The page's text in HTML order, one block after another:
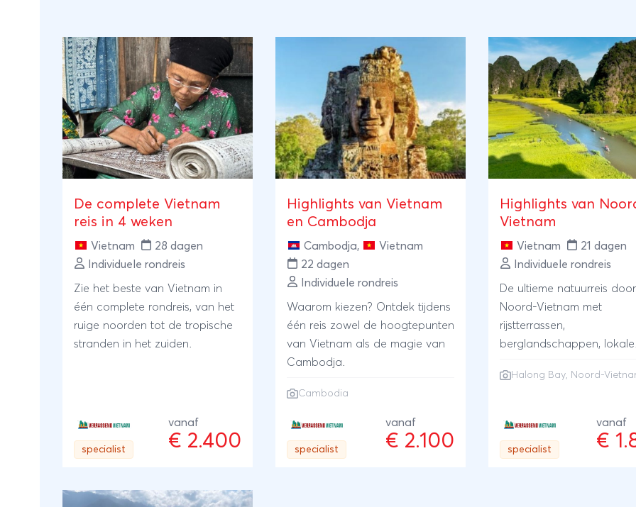
De complete Vietnam
reis in 4 weken
Vietnam
28 dagen
Individuele rondreis
Zie het beste van Vietnam in
één complete rondreis, van het
ruige noorden tot de tropische
stranden in het zuiden.
specialist
vanaf
€ 2.400
Highlights van Vietnam
en Cambodja
Cambodja,
Vietnam
22 dagen
Individuele rondreis
Waarom kiezen? Ontdek tijdens
één reis zowel de hoogtepunten
van Vietnam als de magie van
Cambodja.
Cambodia
specialist
vanaf
€ 2.100
Highlights van
Vietnam
Vietnam
21 dagen
Individuele rondreis
De ultieme natuurreis door
Noord-Vietnam met
rijstterrassen,
berglandschappen, lokale
Halong Bay.
Halong Bay, Noord-
specialist
vanaf
€